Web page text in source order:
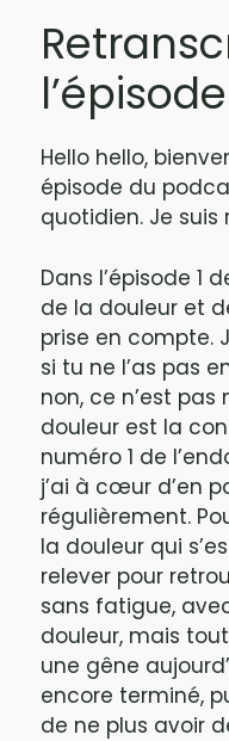
Hello hello,
épisode du
quotidien. Je
Dans l’épisode 1
de la douleur et
prise en compte.
si tu ne l’as pas
non, ce n’est pas
douleur est la
numéro 1 de
j’ai à cœur d’en
régulièrement.
la douleur qui
relever pour
sans fatigue,
douleur, mais
une gêne
encore terminé,
de ne plus avoir